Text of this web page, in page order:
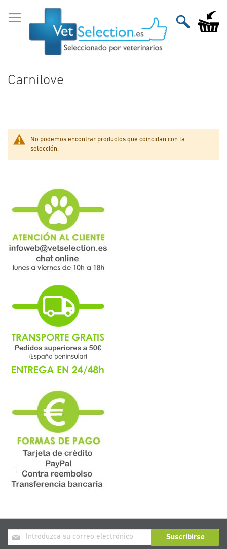
al
contenido
Mi
Carnilove
No podemos encontrar productos que coincidan con la
selección.
Inscríbase
a
Suscribirse